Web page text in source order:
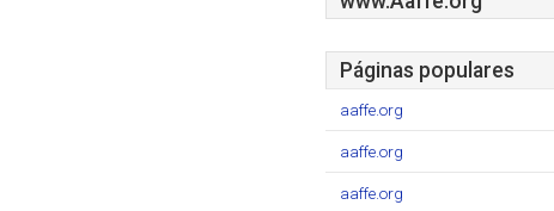
Páginas populares
aaffe.org
aaffe.org
aaffe.org